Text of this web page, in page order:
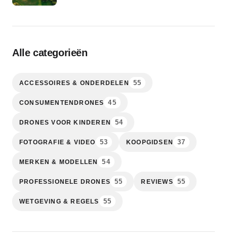
Alle categorieën
ACCESSOIRES & ONDERDELEN 55
CONSUMENTENDRONES 45
DRONES VOOR KINDEREN 54
FOTOGRAFIE & VIDEO 53 KOOPGIDSEN 37
MERKEN & MODELLEN 54
PROFESSIONELE DRONES 55 REVIEWS 55
WETGEVING & REGELS 55